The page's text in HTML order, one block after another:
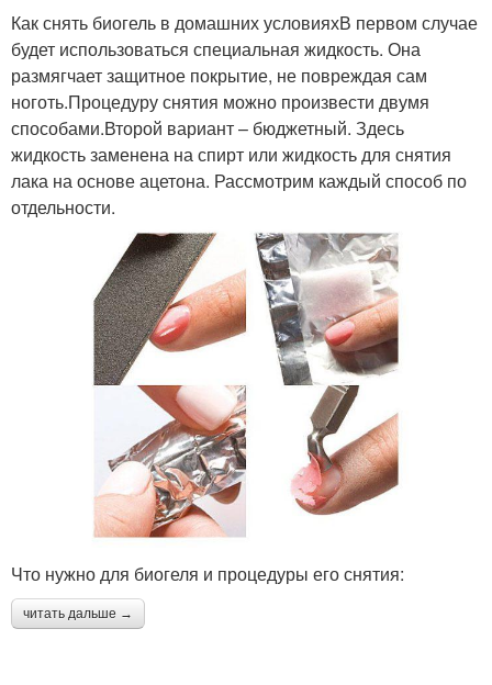
Как снять биогель в домашних условияхВ первом случае
будет использоваться специальная жидкость. Она
размягчает защитное покрытие, не повреждая сам
ноготь.Процедуру снятия можно произвести двумя
способами.Второй вариант – бюджетный. Здесь
жидкость заменена на спирт или жидкость для снятия
лака на основе ацетона. Рассмотрим каждый способ по
отдельности.
Что нужно для биогеля и процедуры его снятия:
читать дальше →